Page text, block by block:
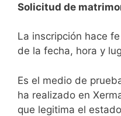
Solicitud de
La inscripción hace
de la fecha, hora y
Es el medio de
ha realizado en
que legitima el